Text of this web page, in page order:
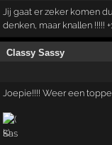
Jij gaat er zeker komen
denken, maar knallen !!!!!
Classy Sassy
Joepie!!!! Weer een
Sas